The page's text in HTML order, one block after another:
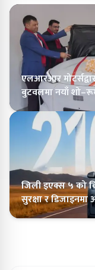
एलआरआर
बुटवलमा नयाँ
जिली इएक्स ५ को
सुरक्षा र डिजाइनमा